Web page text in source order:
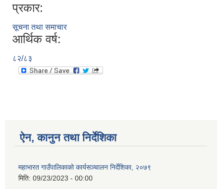
प्रकार:
सूचना तथा समाचार
आर्थिक वर्ष:
८२/८३
ऐन, कानुन तथा निर्देशिका
महाभारत गाउँपालिकाको कार्यसञ्‍चालन निर्देशिका, २०७९
मिति: 09/23/2023 - 00:00